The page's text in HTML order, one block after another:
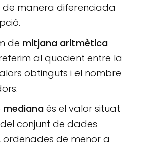
manera diferenciada
de mitjana aritmètica
al quocient entre la
obtinguts i el nombre
mediana és el valor situat
conjunt de dades
ordenades de menor a